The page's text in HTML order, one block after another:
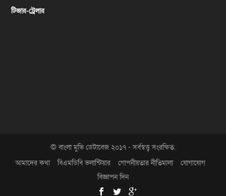
টিজার-ট্রেলার
© বাংলা মুভি ডেটাবেজ ২০১৭ - সর্বস্বত্ত্ব সংরক্ষিত.
আমাদের কথা
বিএমডিবি ভলান্টিয়ার গোপনীয়তার নীতিমালা
যোগাযোগ
বিজ্ঞাপন দিন